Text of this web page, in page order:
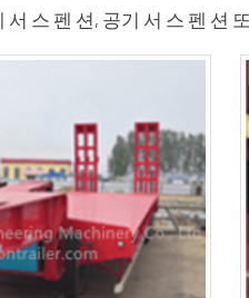
스 펜 션, 공기 서 스 펜 션